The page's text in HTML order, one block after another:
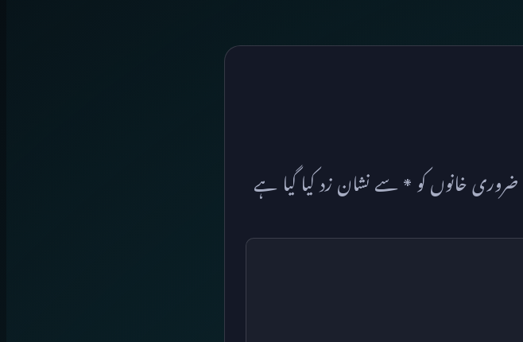
ضروری خانوں کو * سے نشان زد کیا گیا ہے